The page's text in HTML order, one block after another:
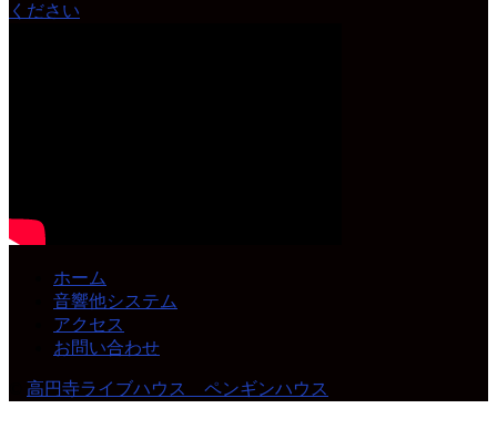
ください
ホーム
音響他システム
アクセス
お問い合わせ
高円寺ライブハウス ペンギンハウス